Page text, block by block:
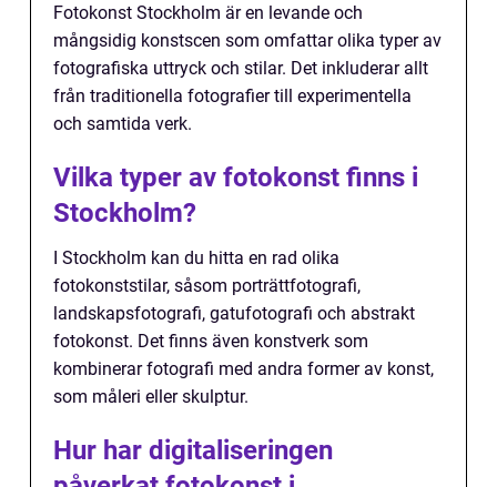
Fotokonst Stockholm är en levande och
mångsidig konstscen som omfattar olika typer av
fotografiska uttryck och stilar. Det inkluderar allt
från traditionella fotografier till experimentella
och samtida verk.
Vilka typer av fotokonst finns i
Stockholm?
I Stockholm kan du hitta en rad olika
fotokonststilar, såsom porträttfotografi,
landskapsfotografi, gatufotografi och abstrakt
fotokonst. Det finns även konstverk som
kombinerar fotografi med andra former av konst,
som måleri eller skulptur.
Hur har digitaliseringen